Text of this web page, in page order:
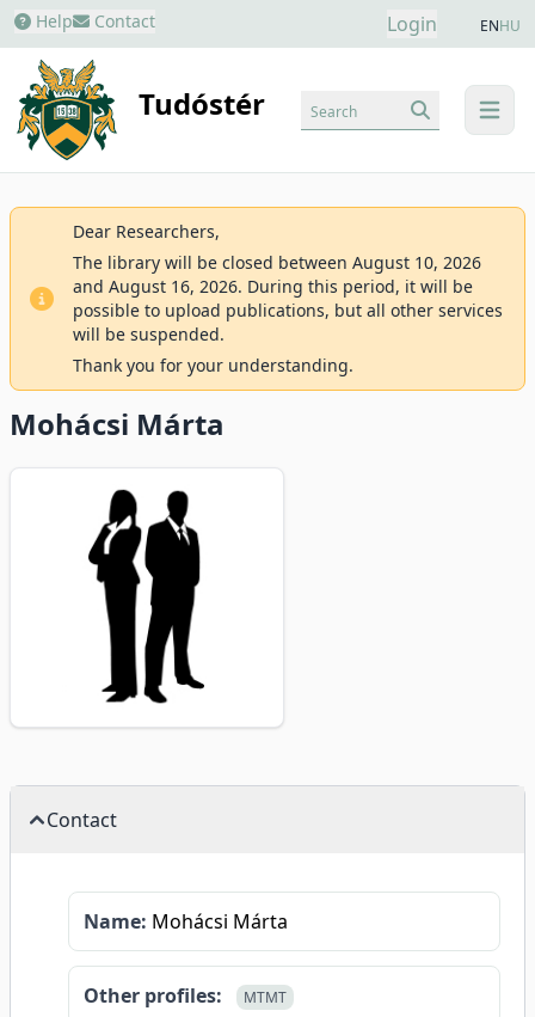
Help Contact Login ENHU
Tudóstér menu
Search
Dear Researchers,
The library will be closed between August 10, 2026
and August 16, 2026. During this period, it will be
possible to upload publications, but all other services
will be suspended.
Thank you for your understanding.
Mohácsi Márta
Contact
Name: Mohácsi Márta
Other profiles: MTMT